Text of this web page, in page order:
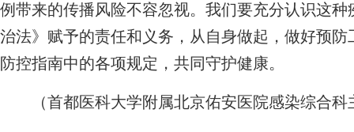
例带来的传播风险不容忽视。我们要充分认识这
治法》赋予的责任和义务，从自身做起，做好预
防控指南中的各项规定，共同守护健康。
（首都医科大学附属北京佑安医院感染综合科